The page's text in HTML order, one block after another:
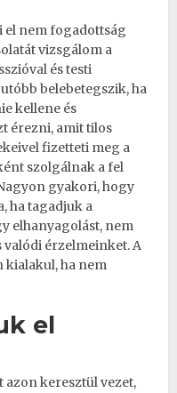
el nem fogadottság
vizsgálom a
éstesti
belebetegszik, ha
kellene és
érezni, amit tilos
fizetteti meg a
szolgálnak a fel
gyakori, hogy
, ha tagadjuk a
elhanyagolást, nem
valódi érzelmeinket. A
kialakul, ha nem
el
azon keresztül vezet,